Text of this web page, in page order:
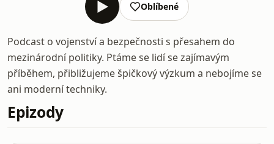
Oblíbené
Podcast o vojenství a bezpečnosti s přesahem do
mezinárodní politiky. Ptáme se lidí se zajímavým
příběhem, přibližujeme špičkový výzkum a nebojíme se
ani moderní techniky.
Epizody